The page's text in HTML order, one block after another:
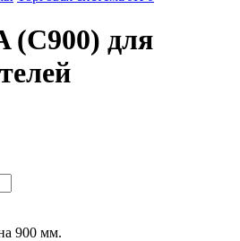
(C900) для
900 мм.